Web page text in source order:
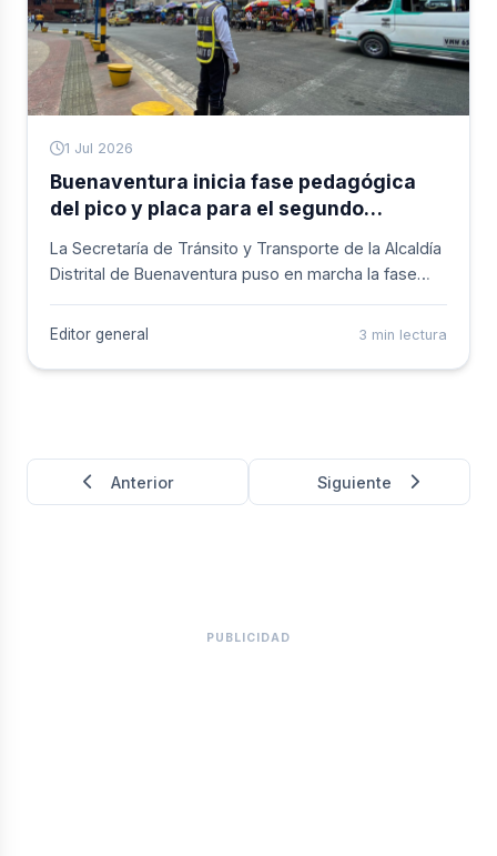
1 Jul 2026
Buenaventura inicia fase pedagógica
del pico y placa para el segundo
La Secretaría de Tránsito y Transporte de la Alcaldía
Distrital de Buenaventura puso en marcha la fase
segundo semestre de 2026. La estrategia busca
antes de que comiencen a aplicarse las sanciones.
Editor general 3 min lectura
Anterior Siguiente
PUBLICIDAD